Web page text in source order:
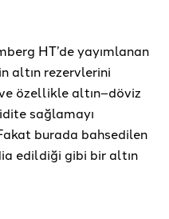
HT’de yayımlanan
altın rezervlerini
özellikle altın–döviz
sağlamayı
burada bahsedilen
edildiği gibi bir altın